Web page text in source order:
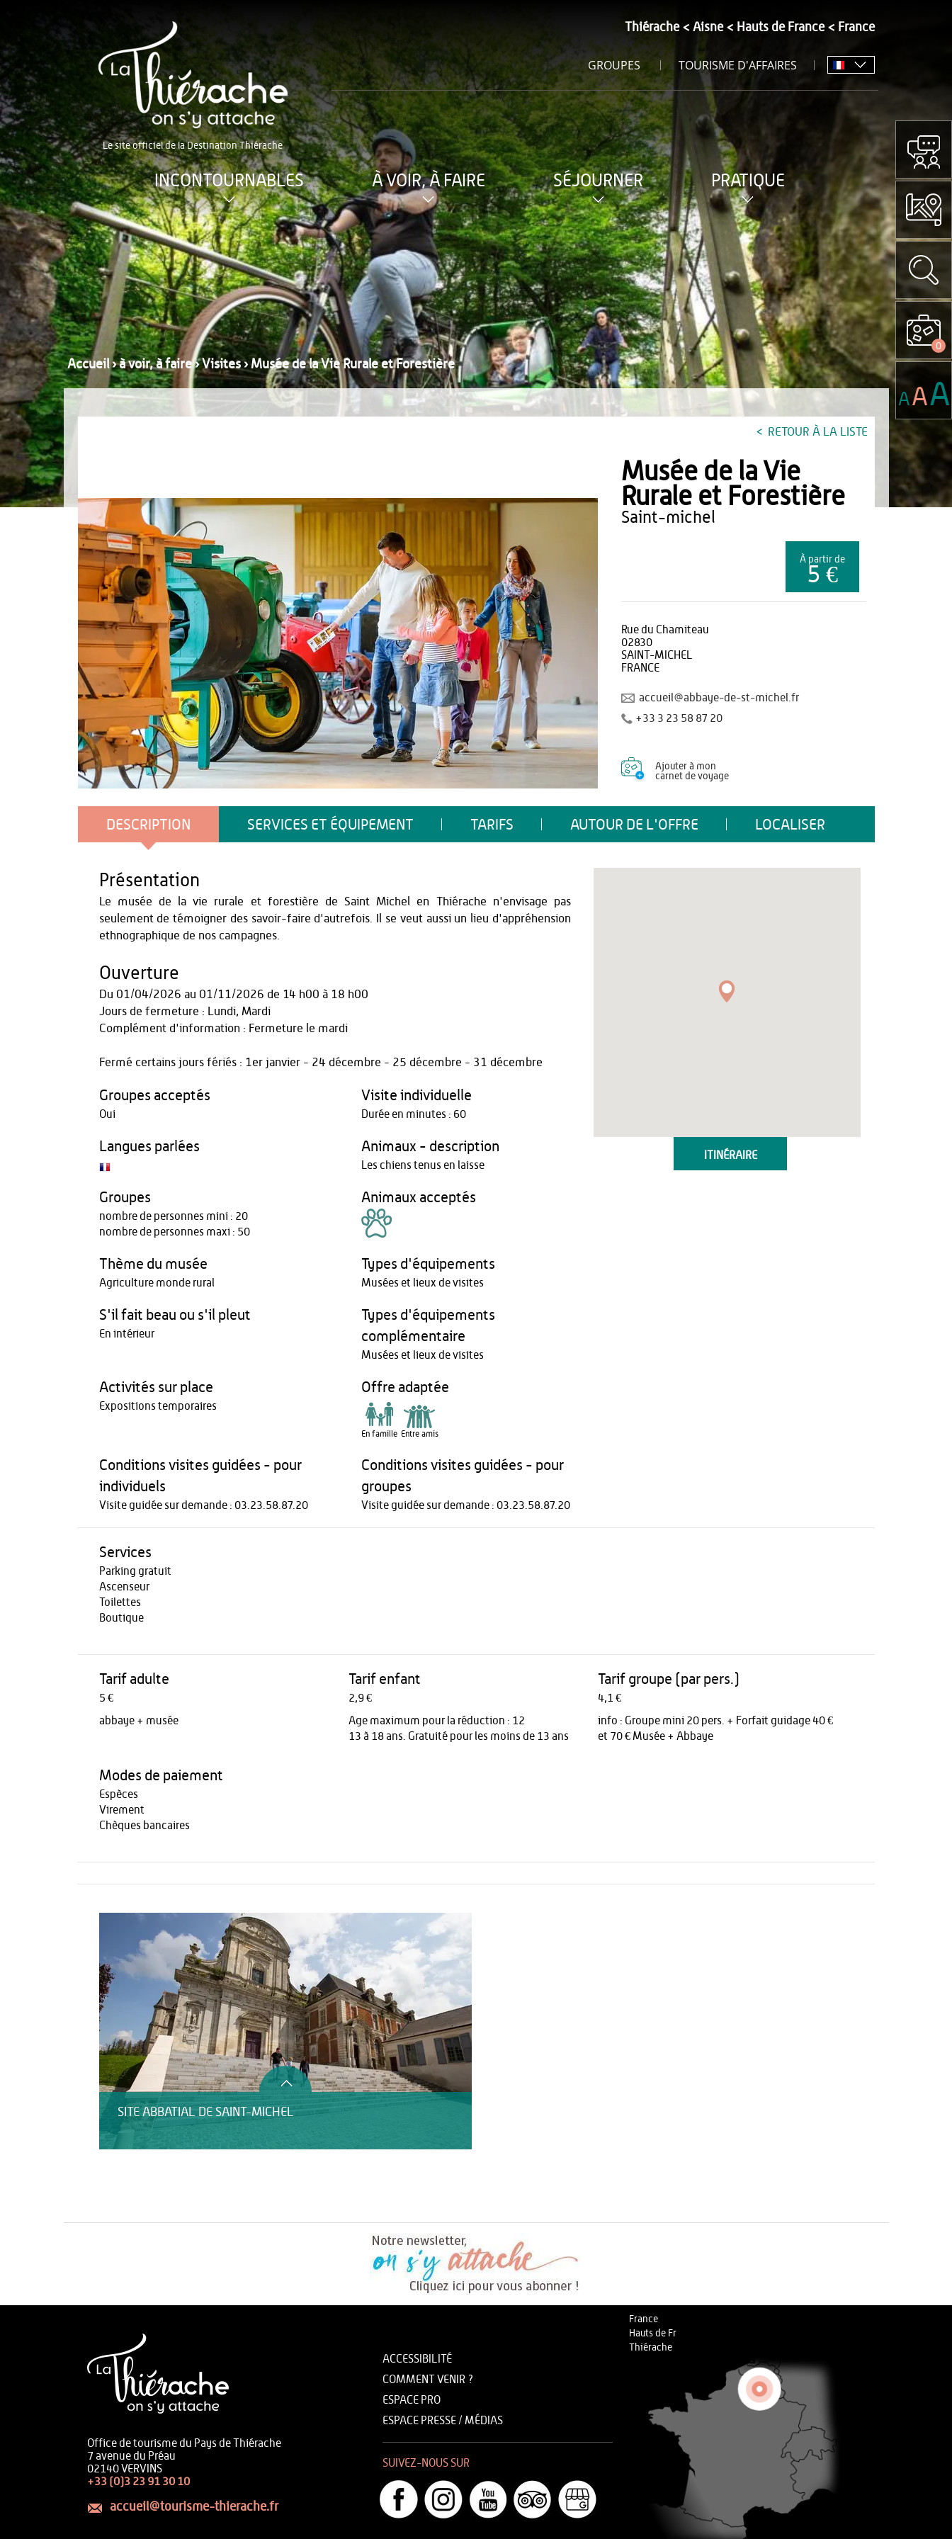
Le site officiel de la Destination Thiérache
Thiérache Aisne Hauts de France France
GROUPES TOURISME D'AFFAIRES
INCONTOURNABLES À VOIR, À FAIRE SÉJOURNER PRATIQUE
Accueil›à voir, à faire›Visites›Musée de la Vie Rurale et Forestière
RETOUR À LA LISTE
Musée de la Vie
Rurale et Forestière
saint-michel
À partir de
5 €
Rue du Chamiteau
02830
SAINT-MICHEL
FRANCE
accueil@abbaye-de-st-michel.fr
+33 3 23 58 87 20
Ajouter à mon
carnet de voyage
DESCRIPTION SERVICES ET ÉQUIPEMENT TARIFS AUTOUR DE L'OFFRE LOCALISER
ITINÉRAIRE
Présentation
Le musée de la vie rurale et forestière de Saint Michel en Thiérache n'envisage pas
seulement de témoigner des savoir-faire d'autrefois. Il se veut aussi un lieu d'appréhension
ethnographique de nos campagnes.
Ouverture
Du 01/04/2026 au 01/11/2026 de 14 h00 à 18 h00
Jours de fermeture : Lundi, Mardi
Complément d'information : Fermeture le mardi
Fermé certains jours fériés : 1er janvier - 24 décembre - 25 décembre - 31 décembre
Groupes acceptés
Oui
Visite individuelle
Durée en minutes : 60
Langues parlées Animaux - description
Les chiens tenus en laisse
Groupes
nombre de personnes mini : 20
nombre de personnes maxi : 50
Animaux acceptés
Thème du musée
Agriculture monde rural
Types d'équipements
Musées et lieux de visites
S'il fait beau ou s'il pleut
En intérieur
Types d'équipements
complémentaire
Musées et lieux de visites
Activités sur place
Expositions temporaires
Offre adaptée
En famille Entre amis
Conditions visites guidées - pour
individuels
Visite guidée sur demande : 03.23.58.87.20
Conditions visites guidées - pour
groupes
Visite guidée sur demande : 03.23.58.87.20
Services
Parking gratuit
Ascenseur
Toilettes
Boutique
Tarif adulte
5 €
abbaye + musée
Tarif enfant
2,9 €
Age maximum pour la réduction : 12
13 à 18 ans. Gratuité pour les moins de 13 ans
Tarif groupe (par pers.)
4,1 €
info : Groupe mini 20 pers. + Forfait guidage 40 €
et 70 € Musée + Abbaye
Modes de paiement
Espèces
Virement
Chèques bancaires
SITE ABBATIAL DE SAINT-MICHEL
Office de tourisme du Pays de Thiérache
7 avenue du Préau
02140 VERVINS
+33 (0)3 23 91 30 10
accueil@tourisme-thierache.fr
ACCESSIBILITÉ
COMMENT VENIR ?
ESPACE PRO
ESPACE PRESSE / MÉDIAS
SUIVEZ-NOUS SUR
France
Hauts de Fr
Thiérache
0
AAA